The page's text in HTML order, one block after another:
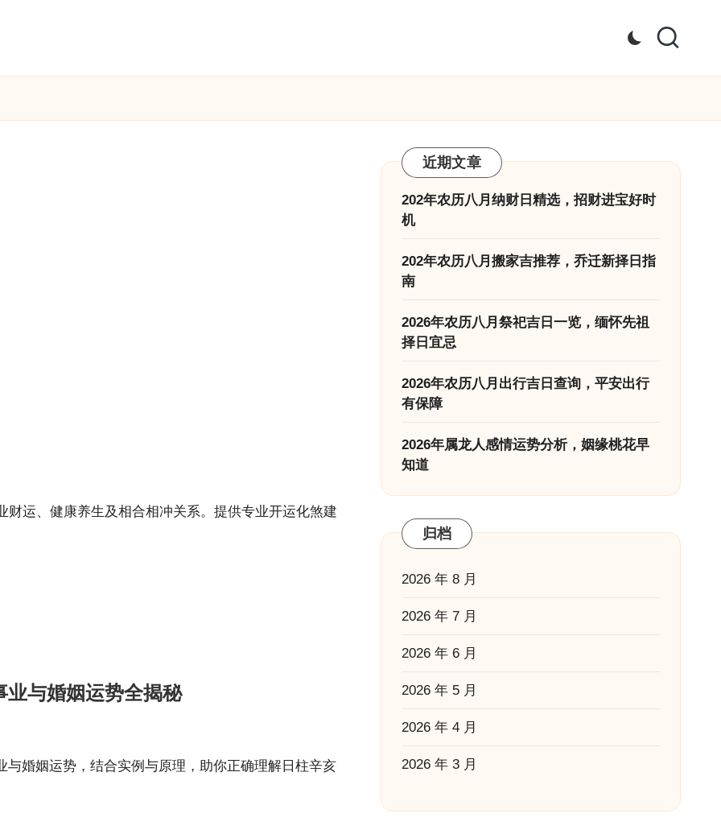
运、健康养生及相合相冲关系。提供专业开运化煞建
业与婚姻运势全揭秘
婚姻运势，结合实例与原理，助你正确理解日柱辛亥
近期文章
202年农历八月纳财日精选，招财进宝好时
机
202年农历八月搬家吉推荐，乔迁新择日指
南
2026年农历八月祭祀吉日一览，缅怀先祖
择日宜忌
2026年农历八月出行吉日查询，平安出行
有保障
2026年属龙人感情运势分析，姻缘桃花早
知道
归档
2026 年 8 月
2026 年 7 月
2026 年 6 月
2026 年 5 月
2026 年 4 月
2026 年 3 月